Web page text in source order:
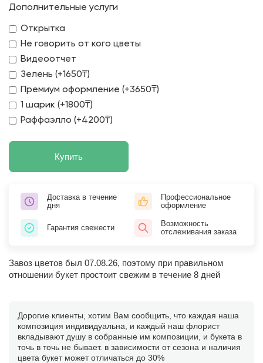
Дополнительные услуги
Открытка
Не говорить от кого цветы
Видеоотчет
Зелень (+1650₸)
Премиум оформление (+3650₸)
1 шарик (+1800₸)
Раффаэлло (+4200₸)
Купить
Доставка в течение
дня
Профессиональное
оформление
Гарантия свежести
Возможность
отслеживания заказа
Завоз цветов был 07.08.26, поэтому при правильном
отношении букет простоит свежим в течение 8 дней
Дорогие клиенты, хотим Вам сообщить, что каждая наша
композиция индивидуальна, и каждый наш флорист
вкладывают душу в собранные им композиции, и букета в
точь в точь не бывает. в зависимости от сезона и наличия
цвета букет может отличаться до 30%